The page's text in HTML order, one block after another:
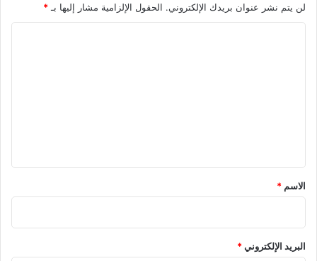
لن يتم نشر عنوان بريدك الإلكتروني. الحقول الإلزامية مشار إليها بـ *
*
الاسم *
البريد الإلكتروني*